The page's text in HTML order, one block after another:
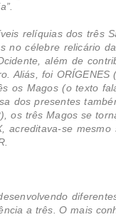
relíquias dos três
no célebre relicário
além de
Aliás, foi
os Magos (o texto
dos presentes
os três Magos se
acreditava-se
a três. O mais